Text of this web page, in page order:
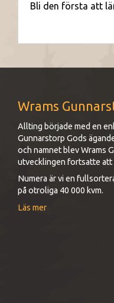
Bli den första att
Wrams
Allting började med en
Gunnarstorp Gods
och namnet blev Wrams
utvecklingen fortsatte att
Numera är vi en
på otroliga 40 000 kvm.
Läs mer